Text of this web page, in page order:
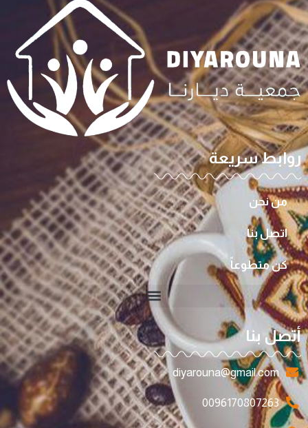
روابط سريعة
من نحن
اتصل بنا
كن متطوعاً
أتصل بنا
diyarouna@gmail.com
0096170807263